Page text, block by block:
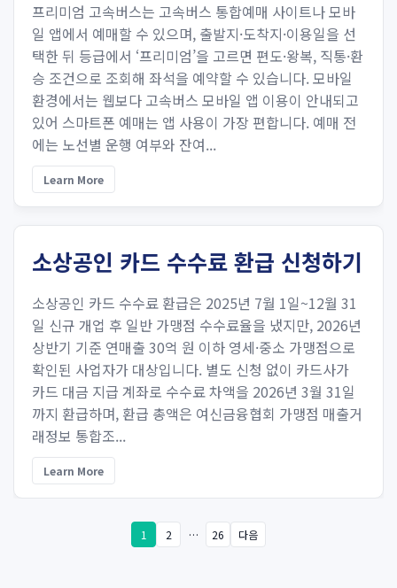
프리미엄 고속버스는 고속버스 통합예매 사이트나 모바
일 앱에서 예매할 수 있으며, 출발지·도착지·이용일을 선
택한 뒤 등급에서 ‘프리미엄’을 고르면 편도·왕복, 직통·환
승 조건으로 조회해 좌석을 예약할 수 있습니다. 모바일
환경에서는 웹보다 고속버스 모바일 앱 이용이 안내되고
있어 스마트폰 예매는 앱 사용이 가장 편합니다. 예매 전
에는 노선별 운행 여부와 잔여...
Learn More
소상공인 카드 수수료 환급 신청하기
소상공인 카드 수수료 환급은 2025년 7월 1일~12월 31
일 신규 개업 후 일반 가맹점 수수료율을 냈지만, 2026년
상반기 기준 연매출 30억 원 이하 영세·중소 가맹점으로
확인된 사업자가 대상입니다. 별도 신청 없이 카드사가
카드 대금 지급 계좌로 수수료 차액을 2026년 3월 31일
까지 환급하며, 환급 총액은 여신금융협회 가맹점 매출거
래정보 통합조...
Learn More
1 2 … 26 다음